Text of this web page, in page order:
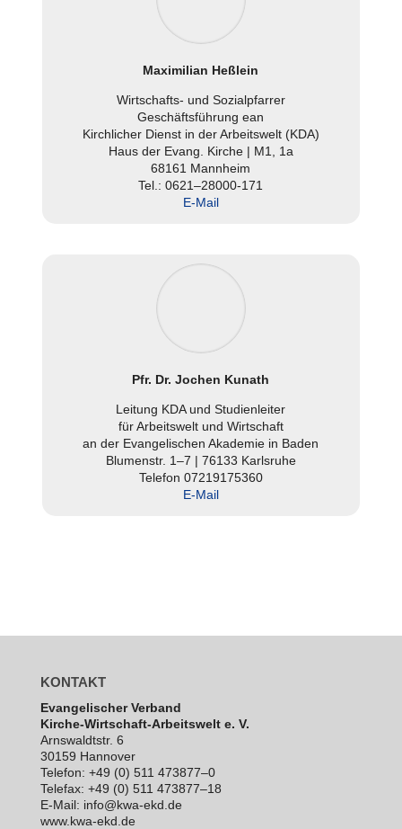
Maxi­mi­lian Heßlein
Wirt­schafts- und Sozi­al­pfar­rer
Geschäfts­füh­rung ean
Kirch­li­cher Dienst in der Arbeits­welt (KDA)
Haus der Evang. Kirche | M1, 1a
68161 Mannheim
Tel.: 0621–28000-171
E‑Mail
Pfr. Dr. Jochen Kunath
Leitung KDA und Stu­di­en­lei­ter
für Arbeits­welt und Wirt­schaft
an der Evan­ge­li­schen Akademie in Baden
Blu­men­str. 1–7 | 76133 Karls­ruhe
Telefon 07219175360
E‑Mail
KONTAKT
Evan­ge­li­scher Verband
Kirche-Wirt­schaft-Arbeits­welt e. V.
Arns­waldt­str. 6
30159 Hannover
Telefon: +49 (0) 511 473877–0
Telefax: +49 (0) 511 473877–18
E‑Mail: info@kwa-ekd.de
www.kwa-ekd.de